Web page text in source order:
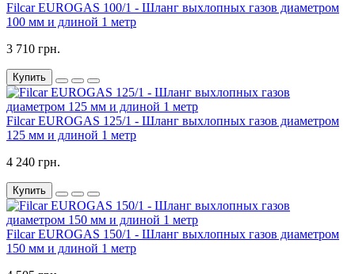
Filcar EUROGAS 100/1 - Шланг выхлопных газов диаметром
100 мм и длиной 1 метр
3 710 грн.
Купить
Filcar EUROGAS 125/1 - Шланг выхлопных газов диаметром
125 мм и длиной 1 метр
4 240 грн.
Купить
Filcar EUROGAS 150/1 - Шланг выхлопных газов диаметром
150 мм и длиной 1 метр